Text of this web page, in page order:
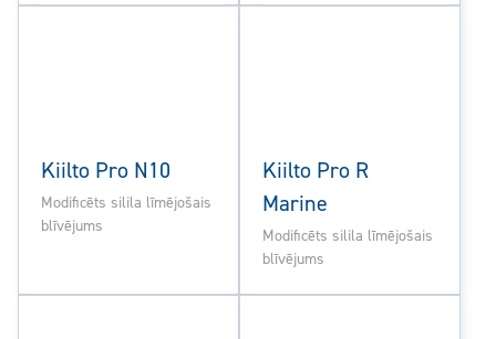
Kiilto Pro N10
Modificēts silila līmējošais
blīvējums
Kiilto Pro R
Marine
Modificēts silila līmējošais
blīvējums